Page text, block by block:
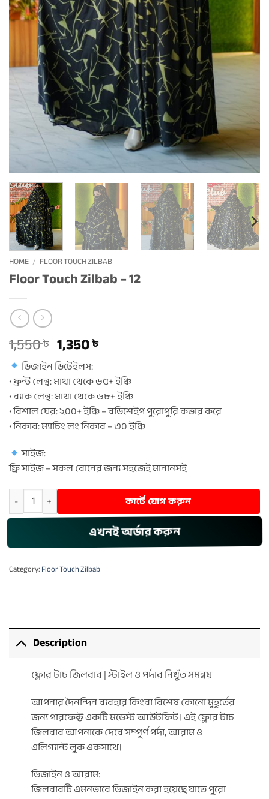
HOME / FLOOR TOUCH ZILBAB
Floor Touch Zilbab – 12
1,550৳ Original
price
was:
1,550 ৳ .
1,350৳
is:
1,350 ৳ .
ডিজাইন ডিটেইলস:
• ফ্রন্ট লেন্থ: মাথা থেকে ৬৫+ ইঞ্চি
• ব্যাক লেন্থ: মাথা থেকে ৬৮+ ইঞ্চি
• বিশাল ঘের: ২০০+ ইঞ্চি – বডিশেইপ পুরোপুরি কভার করে
• নিকাব: ম্যাচিং লং নিকাব – ৩০ ইঞ্চি
সাইজ:
ফ্রি সাইজ – সকল বোনের জন্য সহজেই মানানসই
Floor Touch Zilbab - 12 quantity কার্টে যোগ করুন
এখনই অর্ডার করুন
Category:Floor Touch Zilbab
Description
ফ্লোর টাচ জিলবাব | স্টাইল ও পর্দার নিখুঁত সমন্বয়
আপনার দৈনন্দিন ব্যবহার কিংবা বিশেষ কোনো মুহূর্তের
জন্য পারফেক্ট একটি মডেস্ট আউটফিট। এই ফ্লোর টাচ
জিলবাব আপনাকে দেবে সম্পূর্ণ পর্দা, আরাম ও
এলিগ্যান্ট লুক একসাথে।
ডিজাইন ও আরাম:
জিলবাবটি এমনভাবে ডিজাইন করা হয়েছে যাতে পুরো